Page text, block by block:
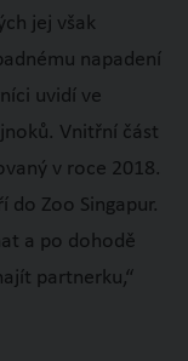
jej však
napadení
uvidí ve
Vnitřní část
v roce 2018.
do Zoo Singapur.
a po dohodě
partnerku,“